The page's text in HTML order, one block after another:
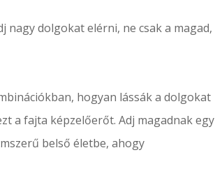
dolgokat elérni, ne csak a magad,
hogyan lássák a dolgokat
a fajta képzelőerőt. Adj magadnak egy
belső életbe, ahogy